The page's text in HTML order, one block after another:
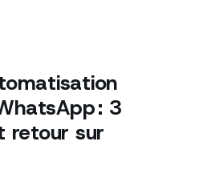
: 3
retour sur